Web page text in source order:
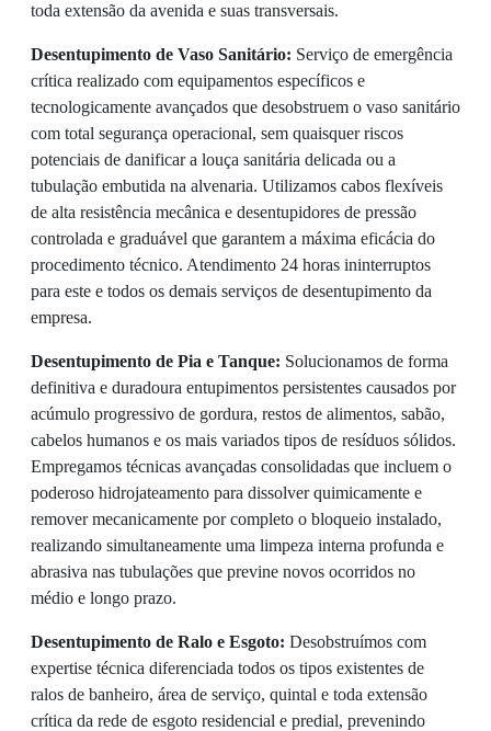
toda extensão da avenida e suas transversais.
Desentupimento de Vaso Sanitário: Serviço de emergência
crítica realizado com equipamentos específicos e
tecnologicamente avançados que desobstruem o vaso sanitário
com total segurança operacional, sem quaisquer riscos
potenciais de danificar a louça sanitária delicada ou a
tubulação embutida na alvenaria. Utilizamos cabos flexíveis
de alta resistência mecânica e desentupidores de pressão
controlada e graduável que garantem a máxima eficácia do
procedimento técnico. Atendimento 24 horas ininterruptos
para este e todos os demais serviços de desentupimento da
empresa.
Desentupimento de Pia e Tanque: Solucionamos de forma
definitiva e duradoura entupimentos persistentes causados por
acúmulo progressivo de gordura, restos de alimentos, sabão,
cabelos humanos e os mais variados tipos de resíduos sólidos.
Empregamos técnicas avançadas consolidadas que incluem o
poderoso hidrojateamento para dissolver quimicamente e
remover mecanicamente por completo o bloqueio instalado,
realizando simultaneamente uma limpeza interna profunda e
abrasiva nas tubulações que previne novos ocorridos no
médio e longo prazo.
Desentupimento de Ralo e Esgoto: Desobstruímos com
expertise técnica diferenciada todos os tipos existentes de
ralos de banheiro, área de serviço, quintal e toda extensão
crítica da rede de esgoto residencial e predial, prevenindo